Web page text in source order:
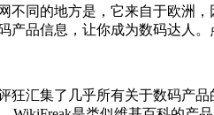
不同的地方是，它来自于欧洲
产品信息，让你成为数码达人
狂汇集了几乎所有关于数码产